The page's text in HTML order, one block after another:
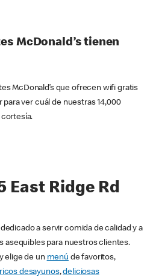
McDonald’s tienen
McDonald’s que ofrecen wifi gratis
ver cuál de nuestras 14,000
East Ridge Rd
dedicado a servir comida de calidad y a
asequibles para nuestros clientes.
elige de un menú de favoritos,
ricos desayunos,deliciosas